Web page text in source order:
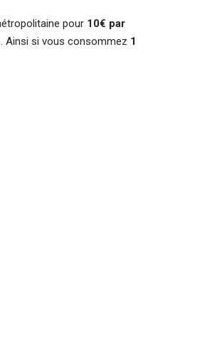
pour 10€ par
Ainsi si vous consommez 1